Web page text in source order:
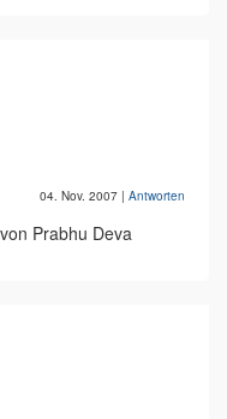
04. Nov. 2007 | Antworten
Prabhu Deva